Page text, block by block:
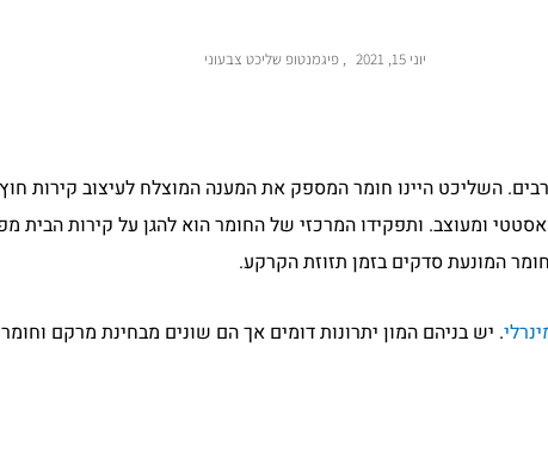
יוני 15, 2021 , פיגמנטופ שליכט צבעוני
השליכט היינו חומר המספק את המענה המוצלח לעיצוב קירות חוץ
ומעוצב. ותפקידו המרכזי של החומר הוא להגן על קירות הבית
המונעת סדקים בזמן תזוזת הקרקע.
. יש בניהם המון יתרונות דומים אך הם שונים מבחינת מרקם